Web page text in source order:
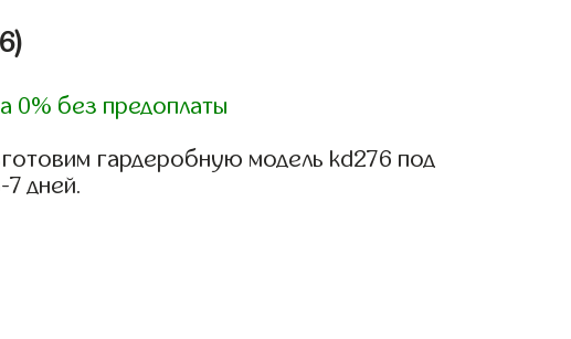
0% без предоплаты
гардеробную модель kd276 под
7 дней.